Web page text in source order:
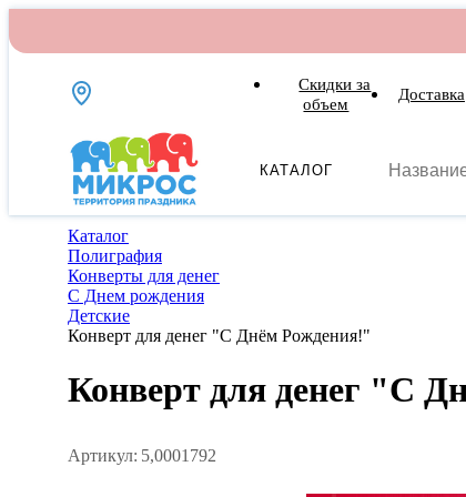
Скидки за
объем
Доставка
КАТАЛОГ
Каталог
Полиграфия
Конверты для денег
С Днем рождения
Детские
Конверт для денег "С Днём Рождения!"
Конверт для денег "С
Артикул: 5,0001792